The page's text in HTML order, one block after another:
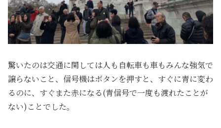
驚いたのは交通に関しては人も自転車も車もみんな強気で
譲らないこと、信号機はボタンを押すと、すぐに青に変わ
るのに、すぐまた赤になる(青信号で一度も渡れたことが
ない)ことでした。